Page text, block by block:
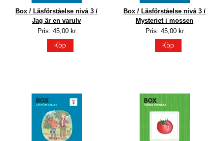
Box / Läsförståelse nivå 3 /
Jag är en varulv
Pris: 45,00 kr
Köp
Box / Läsförståelse nivå 3 /
Mysteriet i mossen
Pris: 45,00 kr
Köp